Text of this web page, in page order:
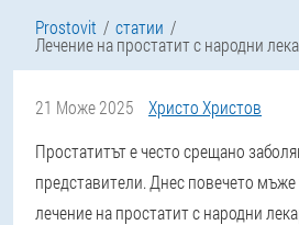
Prostovit статии
Лечение на простатит с народни
21 Може 2025
Христо Христов
Простатитът е често срещано
представители. Днес повечето
лечение на простатит с народни